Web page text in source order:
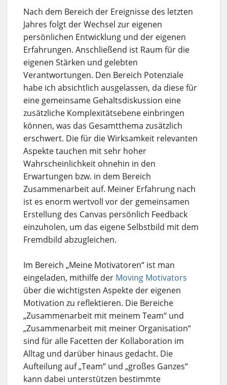
Nach dem Bereich der Ereignisse des letzten
Jahres folgt der Wechsel zur eigenen
persönlichen Entwicklung und der eigenen
Erfahrungen. Anschließend ist Raum für die
eigenen Stärken und gelebten
Verantwortungen. Den Bereich Potenziale
habe ich absichtlich ausgelassen, da diese für
eine gemeinsame Gehaltsdiskussion eine
zusätzliche Komplexitätsebene einbringen
können, was das Gesamtthema zusätzlich
erschwert. Die für die Wirksamkeit relevanten
Aspekte tauchen mit sehr hoher
Wahrscheinlichkeit ohnehin in den
Erwartungen bzw. in dem Bereich
Zusammenarbeit auf. Meiner Erfahrung nach
ist es enorm wertvoll vor der gemeinsamen
Erstellung des Canvas persönlich Feedback
einzuholen, um das eigene Selbstbild mit dem
Fremdbild abzugleichen.
Im Bereich „Meine Motivatoren“ ist man
eingeladen, mithilfe der Moving Motivators
über die wichtigsten Aspekte der eigenen
Motivation zu reflektieren. Die Bereiche
„Zusammenarbeit mit meinem Team“ und
„Zusammenarbeit mit meiner Organisation“
sind für alle Facetten der Kollaboration im
Alltag und darüber hinaus gedacht. Die
Aufteilung auf „Team“ und „großes Ganzes“
kann dabei unterstützen bestimmte